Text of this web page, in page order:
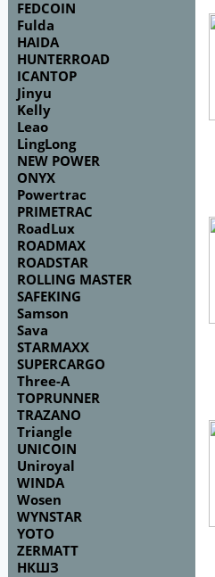
FEDCOIN
Fulda
HAIDA
HUNTERROAD
ICANTOP
Jinyu
Kelly
Leao
LingLong
NEW POWER
ONYX
Powertrac
PRIMETRAC
RoadLux
ROADMAX
ROADSTAR
ROLLING MASTER
SAFEKING
Samson
Sava
STARMAXX
SUPERCARGO
Three-A
TOPRUNNER
TRAZANO
Triangle
UNICOIN
Uniroyal
WINDA
Wosen
WYNSTAR
YOTO
ZERMATT
НКШЗ